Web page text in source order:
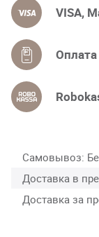
VISA,
Оплата
Самовывоз
Доставка в
Доставка за